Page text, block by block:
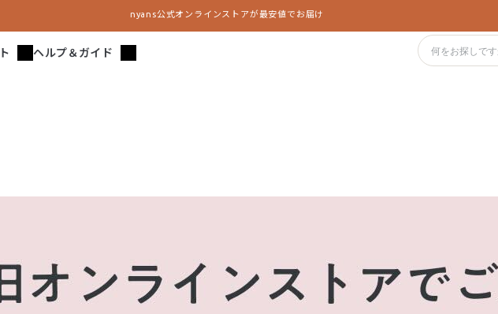
nyans公式オンラインストアが最安値でお届け
ヘルプ＆ガイド